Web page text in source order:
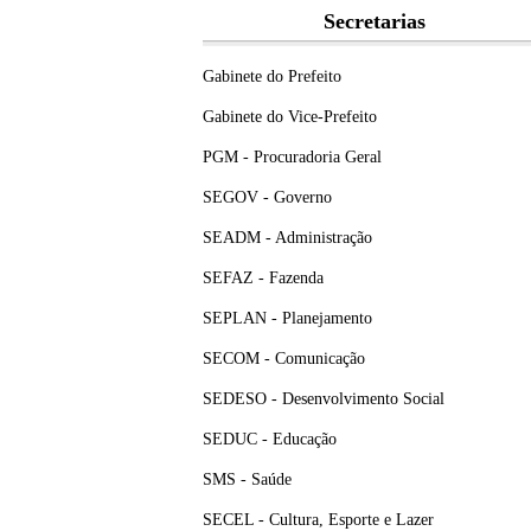
Secretarias
Gabinete do Prefeito
Gabinete do Vice-Prefeito
PGM - Procuradoria Geral
SEGOV - Governo
SEADM - Administração
SEFAZ - Fazenda
SEPLAN - Planejamento
SECOM - Comunicação
SEDESO - Desenvolvimento Social
SEDUC - Educação
SMS - Saúde
SECEL - Cultura, Esporte e Lazer